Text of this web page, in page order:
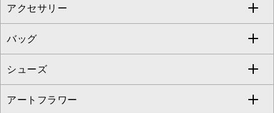
ベスト・ジレ
パーカー
タンクトップ・キャミソール
スウェット・ジャージー
その他のワンピース・ドレス
ハーフ・ショート丈パンツ
サロペット・オールインワン
その他のパンツ
ミモレ丈スカート
ショート・ミニ丈スカート
その他のスカート
ノーカラージャケット
セットアップ
セットアップジャケット
セットアップパンツ
トレンチコート
ピーコート
ダッフルコート
チェスターコート
すべてのグッズ・小物
マスク
ストール・マフラー・スヌード
ベルト・サスペンダー
アクセサリー
すべてのアクセサリー
ネックレス
ピアス・イヤリング
バッグ
すべてのバッグ
トートバッグ
シューズ
すべてのシューズ
アートフラワー